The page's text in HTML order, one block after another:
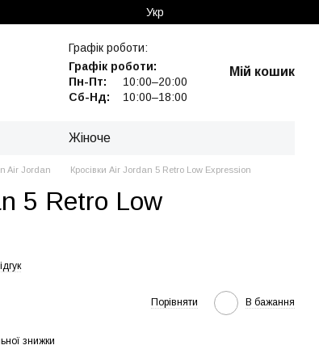
Укр
Графік роботи:
Графік роботи:
Пн-Пт:
10:00–20:00
Сб-Нд:
10:00–18:00
Мій кошик
Жіноче
Air Jordan Кросівки Air Jordan 5 Retro Low Expression
5 Retro Low
Порівняти В бажання
знижки